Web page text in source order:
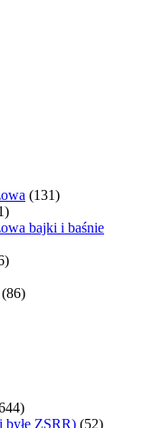
(131)
bajki i baśnie
(86)
byłe ZSRR) (52)